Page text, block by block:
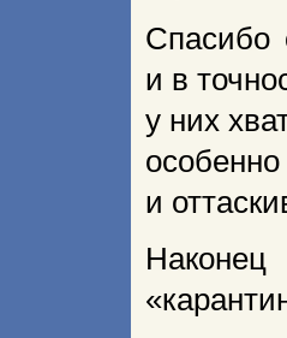
Спасибо
и в
у них
и